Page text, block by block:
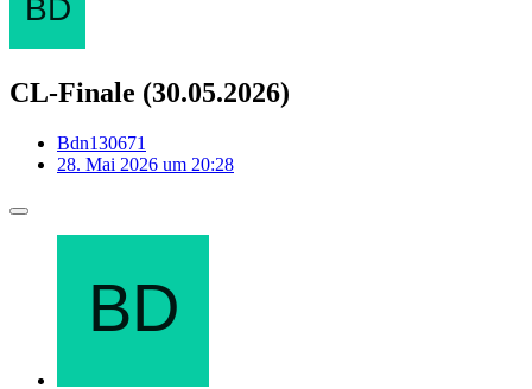
CL-Finale (30.05.2026)
Bdn130671
28. Mai 2026 um 20:28